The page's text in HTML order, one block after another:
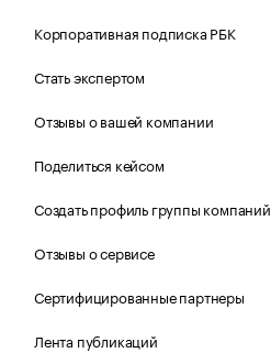
Корпоративная подписка РБК
Стать экспертом
Отзывы о вашей компании
Поделиться кейсом
Создать профиль группы компаний
Отзывы о сервисе
Сертифицированные партнеры
Лента публикаций